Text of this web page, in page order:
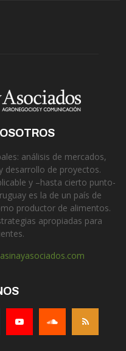
análisis de mercados,
desarrollo de proyectos.
y –hasta cierto punto-
es la de un país de
productor de alimentos.
apropiadas para